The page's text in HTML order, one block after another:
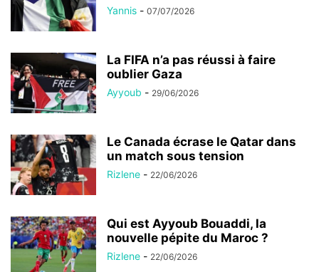
Yannis - 07/07/2026
La FIFA n’a pas réussi à faire
oublier Gaza
Ayyoub - 29/06/2026
Le Canada écrase le Qatar dans
un match sous tension
Rizlene - 22/06/2026
Qui est Ayyoub Bouaddi, la
nouvelle pépite du Maroc ?
Rizlene - 22/06/2026